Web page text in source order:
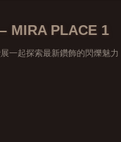
MIRA PLACE 1